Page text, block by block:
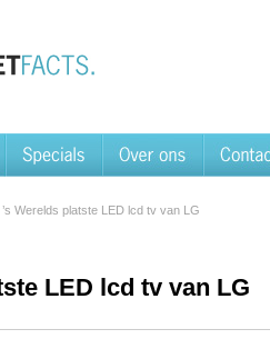
’s Werelds platste LED lcd tv van LG
LED lcd tv van LG